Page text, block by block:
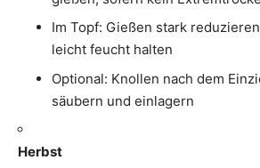
Im Topf: Gießen stark
leicht feucht halten
Optional: Knollen nach dem
säubern und einlagern
Herbst